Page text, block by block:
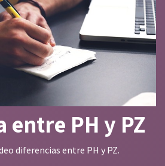
entre PH y PZ
diferencias entre PH y PZ.